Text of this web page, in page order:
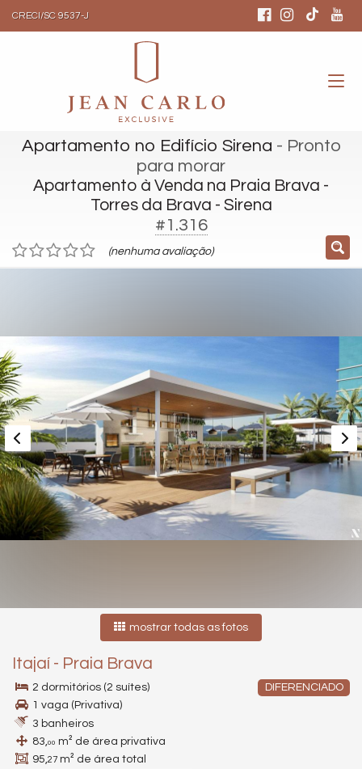
CRECI/SC 9537-J
Apartamento no Edifício Sirena - Pronto
para morar
Apartamento à Venda na Praia Brava -
Torres da Brava - Sirena
#1.316
(nenhuma avaliação)
mostrar todas as fotos
Itajaí - Praia Brava
DIFERENCIADO
2 dormitórios (2 suítes)
1 vaga (Privativa)
3 banheiros
83,00 m² de área privativa
95,27 m² de área total